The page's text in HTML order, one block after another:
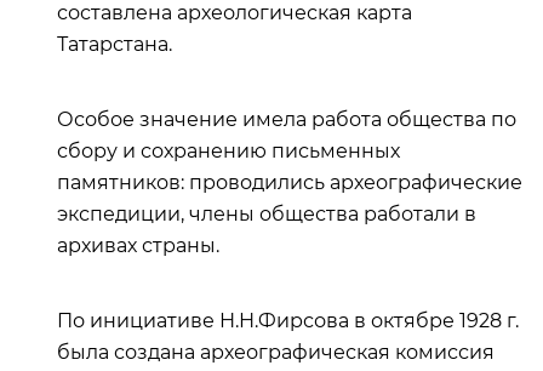
составлена археологическая карта
Татарстана.
Особое значение имела работа общества по
сбору и сохранению письменных
памятников: проводились археографические
экспедиции, члены общества работали в
архивах страны.
По инициативе Н.Н.Фирсова в октябре 1928 г.
была создана археографическая комиссия